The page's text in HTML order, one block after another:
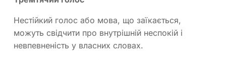
Нестійкий голос або мова, що заїкається,
можуть свідчити про внутрішній неспокій і
невпевненість у власних словах.